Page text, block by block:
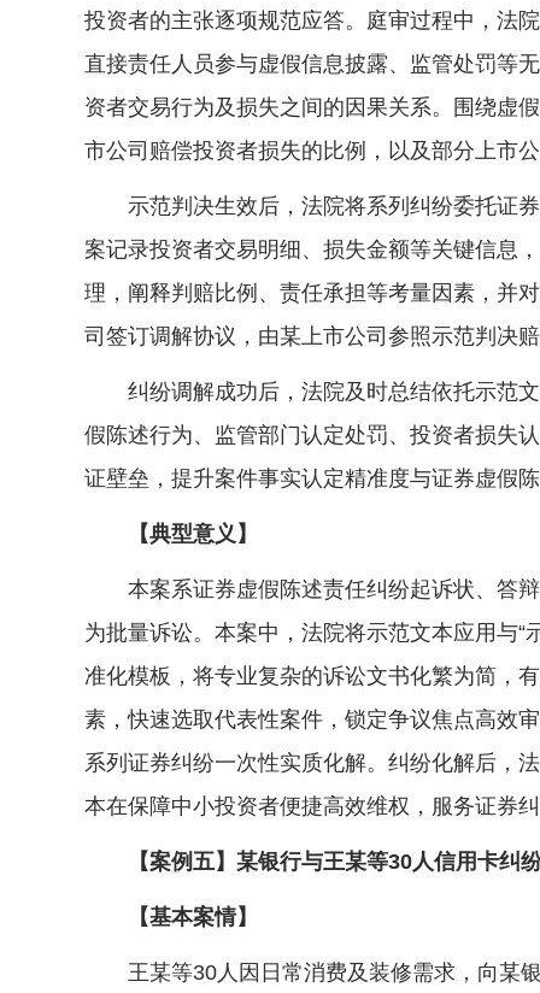
投资者的主张逐项规范应答。庭审过程中，法
直接责任人员参与虚假信息披露、监管处罚等
资者交易行为及损失之间的因果关系。围绕虚
市公司赔偿投资者损失的比例，以及部分上市
示范判决生效后，法院将系列纠纷委托证券
案记录投资者交易明细、损失金额等关键信息
理，阐释判赔比例、责任承担等考量因素，并
司签订调解协议，由某上市公司参照示范判决
纠纷调解成功后，法院及时总结依托示范文
假陈述行为、监管部门认定处罚、投资者损失
证壁垒，提升案件事实认定精准度与证券虚假
【典型意义】
本案系证券虚假陈述责任纠纷起诉状、答辩
为批量诉讼。本案中，法院将示范文本应用与
准化模板，将专业复杂的诉讼文书化繁为简，
素，快速选取代表性案件，锁定争议焦点高效
系列证券纠纷一次性实质化解。纠纷化解后，
本在保障中小投资者便捷高效维权，服务证券
【案例五】某银行与王某等30人信用卡纠
【基本案情】
王某等30人因日常消费及装修需求，向某银